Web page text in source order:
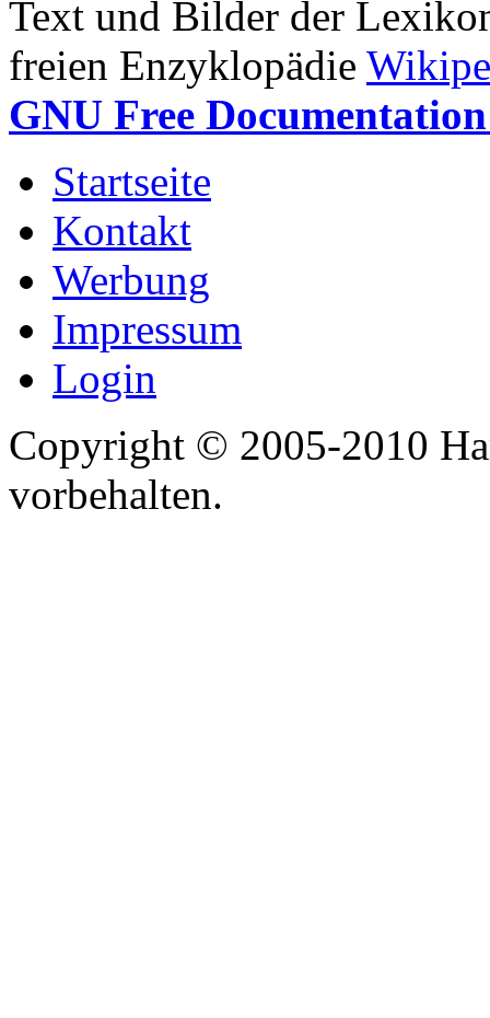
Text und Bilder der
freien Enzyklopädie
GNU Free
Startseite
Kontakt
Werbung
Impressum
Login
Copyright © 2005-2010
vorbehalten.